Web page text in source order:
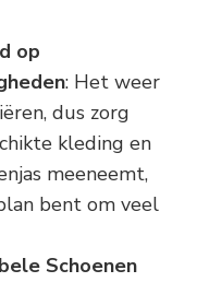
op
: Het weer
dus zorg
kleding en
meeneemt,
bent om veel
Schoenen